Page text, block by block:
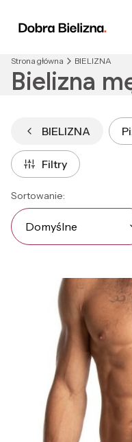
Strona główna BIELIZNA
Bielizna
BIELIZNA
Filtry
Lista
Sortowanie:
Domyślne